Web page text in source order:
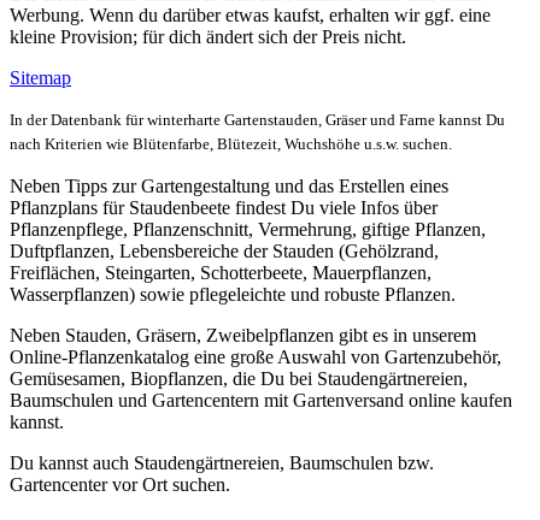
Werbung. Wenn du darüber etwas kaufst, erhalten wir ggf. eine
kleine Provision; für dich ändert sich der Preis nicht.
Sitemap
In der Datenbank für winterharte Gartenstauden, Gräser und Farne kannst Du
nach Kriterien wie Blütenfarbe, Blütezeit, Wuchshöhe u.s.w. suchen.
Neben Tipps zur Gartengestaltung und das Erstellen eines
Pflanzplans für Staudenbeete findest Du viele Infos über
Pflanzenpflege, Pflanzenschnitt, Vermehrung, giftige Pflanzen,
Duftpflanzen, Lebensbereiche der Stauden (Gehölzrand,
Freiflächen, Steingarten, Schotterbeete, Mauerpflanzen,
Wasserpflanzen) sowie pflegeleichte und robuste Pflanzen.
Neben Stauden, Gräsern, Zweibelpflanzen gibt es in unserem
Online-Pflanzenkatalog eine große Auswahl von Gartenzubehör,
Gemüsesamen, Biopflanzen, die Du bei Staudengärtnereien,
Baumschulen und Gartencentern mit Gartenversand online kaufen
kannst.
Du kannst auch Staudengärtnereien, Baumschulen bzw.
Gartencenter vor Ort suchen.